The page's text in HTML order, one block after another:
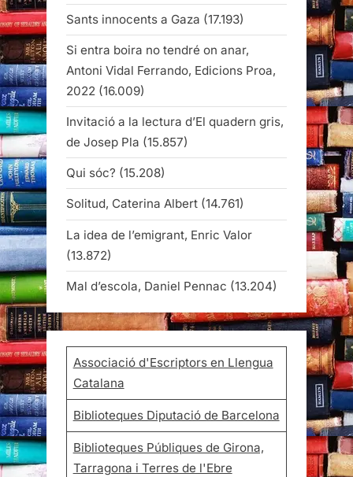
Sants innocents a Gaza (17.193)
Si entra boira no tendré on anar,
Antoni Vidal Ferrando, Edicions Proa,
2022 (16.009)
Invitació a la lectura d’El quadern gris,
de Josep Pla (15.857)
Qui sóc? (15.208)
Solitud, Caterina Albert (14.761)
La idea de l’emigrant, Enric Valor
(13.872)
Mal d’escola, Daniel Pennac (13.204)
Associació d'Escriptors en Llengua
Catalana
Biblioteques Diputació de Barcelona
Biblioteques Públiques de Girona,
Tarragona i Terres de l'Ebre